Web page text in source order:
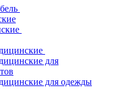
для
для одежды